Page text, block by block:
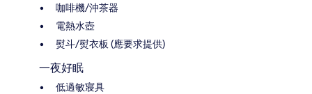
咖啡機/沖茶器
電熱水壺
熨斗/熨衣板 (應要求提供)
一夜好眠
低過敏寢具